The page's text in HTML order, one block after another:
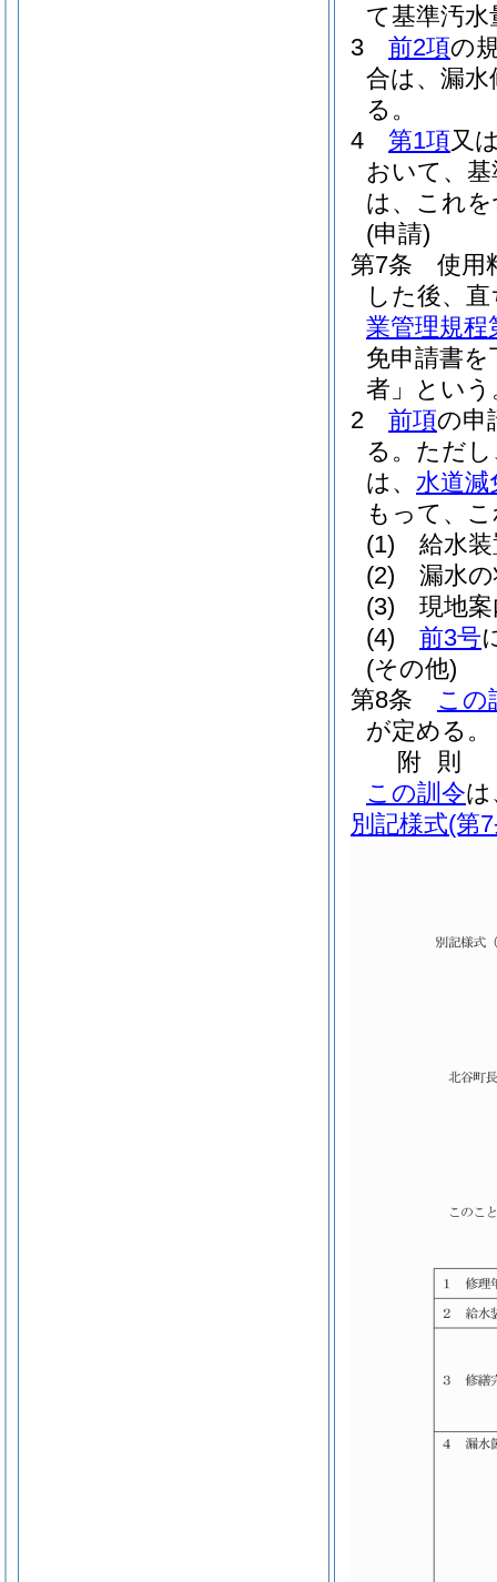
て基準汚
3
前2項の
合は、漏
る。
4
第1項又
おいて、
は、これ
(申請)
第7条
使用
した後、
業管理規程
免申請書
者」という
2
前項の申
る。 ただ
は、 水道減
もって、
(1)
給水
(2)
漏水
(3)
現地
(4)
前3号
(その他)
第8条
この
が定める。
附 則
この訓令は
別記様式(第